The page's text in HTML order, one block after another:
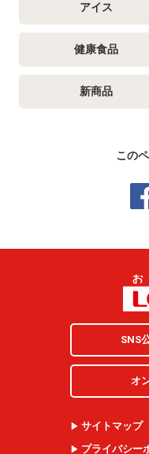
アイス
健康食品
新商品
この
SNS
オ
サイトマップ
プライバシー